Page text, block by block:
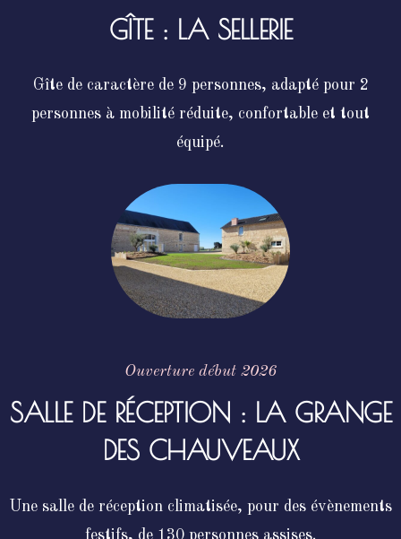
GÎTE : LA SELLERIE
Gîte de caractère de 9 personnes, adapté pour 2
personnes à mobilité réduite, confortable et tout
équipé.
Ouverture début 2026
SALLE DE RÉCEPTION : LA GRANGE
DES CHAUVEAUX
Une salle de réception climatisée, pour des évènements
festifs, de 130 personnes assises.